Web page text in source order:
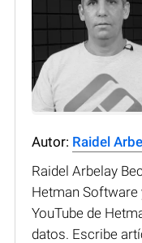
Autor: Raidel
Raidel Arbelay
Hetman Software
YouTube de
datos. Escribe